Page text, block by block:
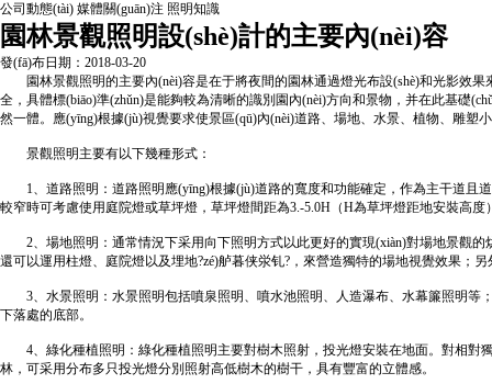
公司動態(tài) 媒體關(guān)注 照明知識
園林景觀照明設(shè)計的主要內(nèi)容
發(fā)布日期：2018-03-20
園林景觀照明的主要內(nèi)容是在于將夜間的園林通過燈光布設(shè)和光影效果
全，具體標(biāo)準(zhǔn)是能夠較為清晰的識別園內(nèi)方向和景物，并在此基礎
然一體。應(yīng)根據(jù)視覺要求使景區(qū)內(nèi)道路、場地、水景、植物、雕
景觀照明主要有以下幾種形式：
1、 道路照明 ：道路照明應(yīng)根據(jù)道路的寬度和功能確定，作為主干道且道
較窄時可考慮使用庭院燈或草坪燈，草坪燈間距為3.-5.0H（H為草坪燈距地安裝高
2、場地照明：通常情況下采用向下照明方式以此更好的實現(xiàn)對場地景觀的烘托
還可以運用柱燈、庭院燈以及埋地?zé)舻暮侠泶钆?，來營造獨特的場地視覺效果；另外
3、水景照明：水景照明包括噴泉照明、噴水池照明、人造瀑布、水幕簾
下落處的底部。
4、綠化種植照明：綠化種植照明主要對樹木照射，投光燈安裝在地面。對相對
林，可采用分布多只投光燈分別照射高低樹木的樹干，具有豐富的立體感。